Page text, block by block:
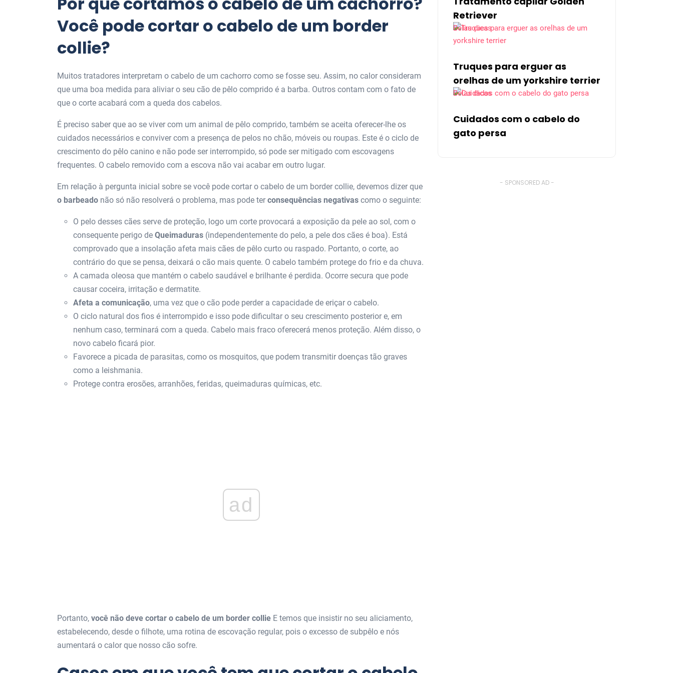
Você pode cortar o cabelo de um border
collie?
Muitos tratadores interpretam o cabelo de um cachorro como se fosse seu. Assim, no calor consideram
que uma boa medida para aliviar o seu cão de pêlo comprido é a barba. Outros contam com o fato de
que o corte acabará com a queda dos cabelos.
É preciso saber que ao se viver com um animal de pêlo comprido, também se aceita oferecer-lhe os
cuidados necessários e conviver com a presença de pelos no chão, móveis ou roupas. Este é o ciclo de
crescimento do pêlo canino e não pode ser interrompido, só pode ser mitigado com escovagens
frequentes. O cabelo removido com a escova não vai acabar em outro lugar.
Em relação à pergunta inicial sobre se você pode cortar o cabelo de um border collie, devemos dizer que
o barbeado não só não resolverá o problema, mas pode terconsequências negativas como o seguinte:
O pelo desses cães serve de proteção, logo um corte provocará a exposição da pele ao sol, com o
consequente perigo de Queimaduras (independentemente do pelo, a pele dos cães é boa). Está
comprovado que a insolação afeta mais cães de pêlo curto ou raspado. Portanto, o corte, ao
contrário do que se pensa, deixará o cão mais quente. O cabelo também protege do frio e da chuva.
A camada oleosa que mantém o cabelo saudável e brilhante é perdida. Ocorre secura que pode
causar coceira, irritação e dermatite.
Afeta a comunicação, uma vez que o cão pode perder a capacidade de eriçar o cabelo.
O ciclo natural dos fios é interrompido e isso pode dificultar o seu crescimento posterior e, em
nenhum caso, terminará com a queda. Cabelo mais fraco oferecerá menos proteção. Além disso, o
novo cabelo ficará pior.
Favorece a picada de parasitas, como os mosquitos, que podem transmitir doenças tão graves
como a leishmania.
Protege contra erosões, arranhões, feridas, queimaduras químicas, etc.
ad
Portanto, você não deve cortar o cabelo de um border collie E temos que insistir no seu aliciamento,
estabelecendo, desde o filhote, uma rotina de escovação regular, pois o excesso de subpêlo e nós
aumentará o calor que nosso cão sofre.
Retriever
Belas dicas
Truques para erguer as
orelhas de um yorkshire terrier
Belas dicas
Cuidados com o cabelo do
gato persa
- SPONSORED AD -